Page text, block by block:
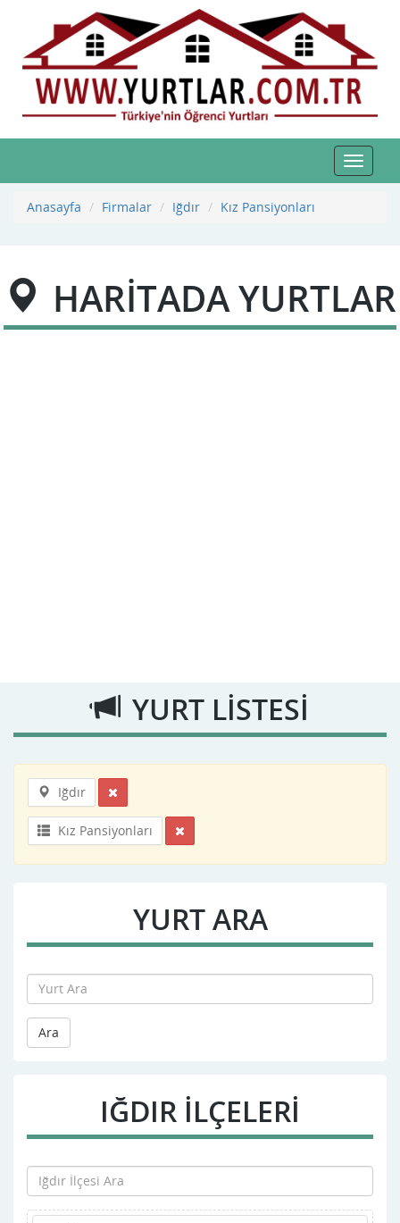
Toggle
Anasayfa
Firmalar Iğdır Kız Pansiyonları
HARİTADA YURTLAR
YURT LİSTESİ
Iğdır
Kız Pansiyonları
YURT ARA
Ara
IĞDIR İLÇELERİ